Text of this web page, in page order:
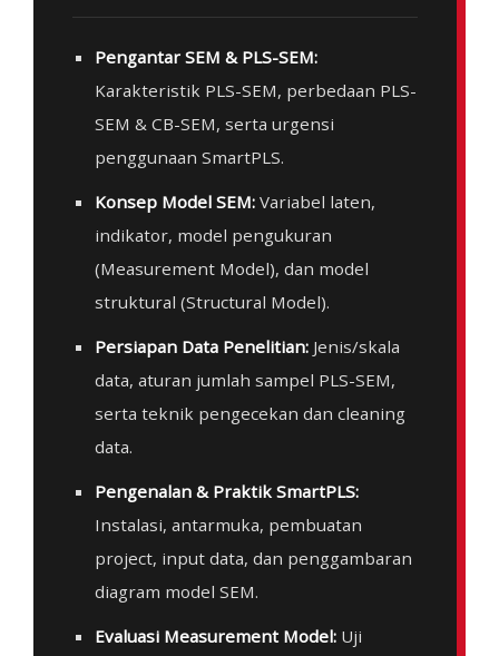
Pengantar SEM & PLS-SEM:
Karakteristik PLS-SEM, perbedaan PLS-
SEM & CB-SEM, serta urgensi
penggunaan SmartPLS.
Konsep Model SEM: Variabel laten,
indikator, model pengukuran
(Measurement Model), dan model
struktural (Structural Model).
Persiapan Data Penelitian: Jenis/skala
data, aturan jumlah sampel PLS-SEM,
serta teknik pengecekan dan cleaning
data.
Pengenalan & Praktik SmartPLS:
Instalasi, antarmuka, pembuatan
project, input data, dan penggambaran
diagram model SEM.
Evaluasi Measurement Model: Uji